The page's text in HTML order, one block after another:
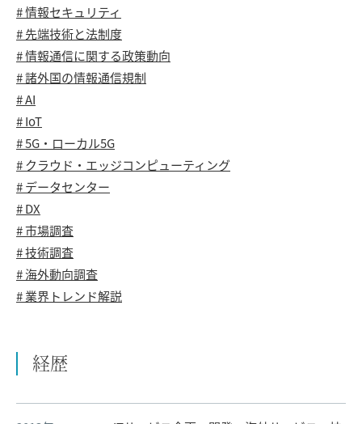
# 情報セキュリティ
# 先端技術と法制度
# 情報通信に関する政策動向
# 諸外国の情報通信規制
# AI
# IoT
# 5G・ローカル5G
# クラウド・エッジコンピューティング
# データセンター
# DX
# 市場調査
# 技術調査
# 海外動向調査
# 業界トレンド解説
経歴